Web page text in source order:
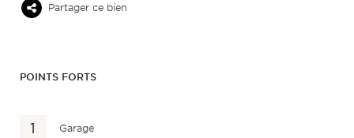
Partager ce bien
POINTS FORTS
Garage